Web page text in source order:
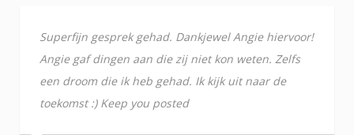
Superfijn gesprek gehad. Dankjewel Angie hiervoor!
Angie gaf dingen aan die zij niet kon weten. Zelfs
een droom die ik heb gehad. Ik kijk uit naar de
toekomst :) Keep you posted